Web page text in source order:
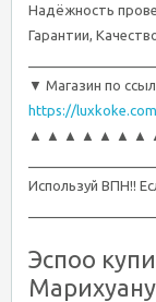
Надёжность
Гарантии,
▼ Магазин по
https://luxkoke.com
▲ ▲ ▲ ▲ ▲ ▲ ▲
Используй ВПН!!
Эспоо